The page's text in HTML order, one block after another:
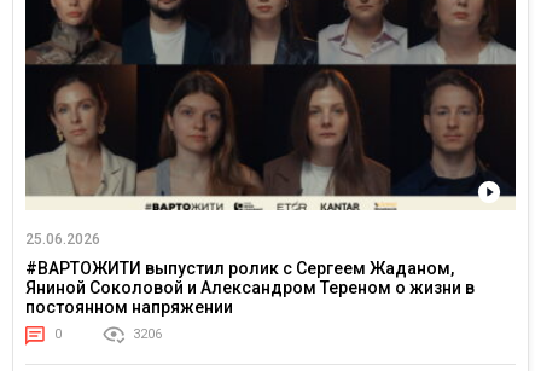
25.06.2026
#ВАРТОЖИТИ выпустил ролик с Сергеем Жаданом,
Яниной Соколовой и Александром Тереном о жизни в
постоянном напряжении
0 3206